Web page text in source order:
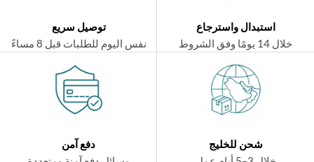
استبدال واسترجاع
توصيل سريع
نفس اليوم للطلبات قبل 8 مساءً
شحن للخليج
دفع آمن